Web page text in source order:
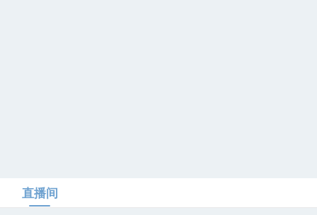
直播间